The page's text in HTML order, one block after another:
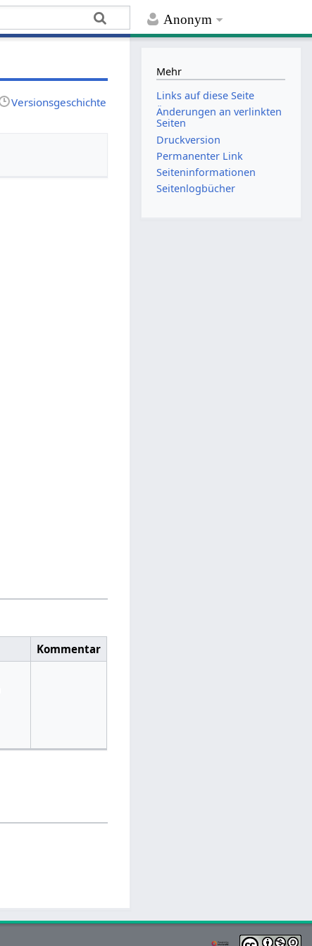
Anonym
Versionsgeschichte
Kommentar
Mehr
Links auf diese Seite
Änderungen an verlinkten
Seiten
Druckversion
Permanenter Link
Seiten­­informationen
Seitenlogbücher